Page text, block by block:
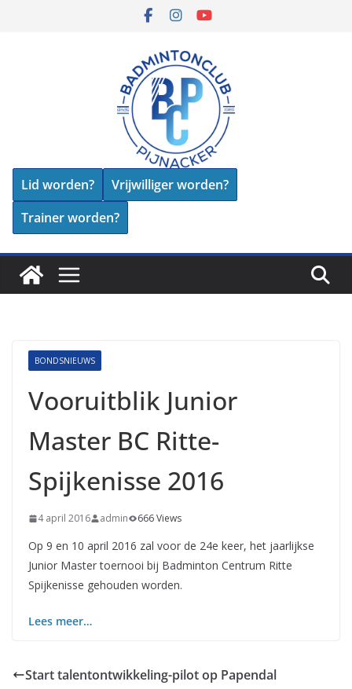
Lid worden?
Vrijwilliger worden?
Trainer worden?
BONDSNIEUWS
Vooruitblik Junior
Master BC Ritte-
Spijkenisse 2016
4 april 2016 admin 666 Views
Op 9 en 10 april 2016 zal voor de 24e keer, het jaarlijkse
Junior Master toernooi bij Badminton Centrum Ritte
Spijkenisse gehouden worden.
Lees meer…
Start talentontwikkeling-pilot op Papendal